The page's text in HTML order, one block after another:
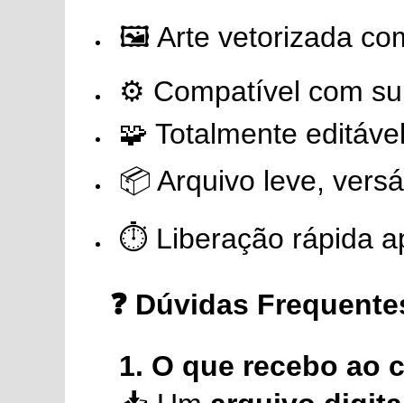
🖼️ Arte vetorizada
⚙️ Compatível com
🧩 Totalmente
📦 Arquivo leve,
⏱️ Liberação rápida
❓ Dúvidas
1. O que recebo ao